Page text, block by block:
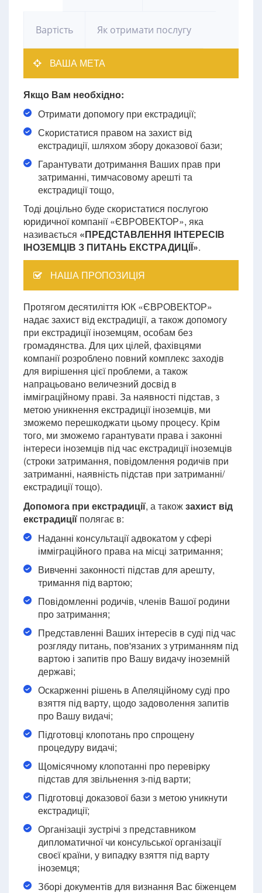
Вартість Як отримати послугу
ВАША МЕТА
Якщо Вам необхідно:
Отримати допомогу при екстрадиції;
Скористатися правом на захист від
екстрадиції, шляхом збору доказової бази;
Гарантувати дотримання Ваших прав при
затриманні, тимчасовому арешті та
екстрадиції тощо,
Тоді доцільно буде скористатися послугою
юридичної компанії «ЄВРОВЕКТОР», яка
називається «ПРЕДСТАВЛЕННЯ ІНТЕРЕСІВ
ІНОЗЕМЦІВ З ПИТАНЬ ЕКСТРАДИЦІЇ».
НАША ПРОПОЗИЦІЯ
Протягом десятиліття ЮК «ЄВРОВЕКТОР»
надає захист від екстрадиції, а також допомогу
при екстрадиції іноземцям, особам без
громадянства. Для цих цілей, фахівцями
компанії розроблено повний комплекс заходів
для вирішення цієї проблеми, а також
напрацьовано величезний досвід в
імміграційному праві. За наявності підстав, з
метою уникнення екстрадиції іноземців, ми
зможемо перешкоджати цьому процесу. Крім
того, ми зможемо гарантувати права і законні
інтереси іноземців під час екстрадиції іноземців
(строки затримання, повідомлення родичів при
затриманні, наявність підстав при затриманні/
екстрадиції тощо).
Допомога при екстрадиції, а такожзахист від
екстрадиції полягає в:
Наданні консультації адвокатом у сфері
імміграційного права на місці затримання;
Вивченні законності підстав для арешту,
тримання під вартою;
Повідомленні родичів, членів Вашої родини
про затримання;
Представленні Ваших інтересів в суді під час
розгляду питань, пов'язаних з утриманням під
вартою і запитів про Вашу видачу іноземній
державі;
Оскарженні рішень в Апеляційному суді про
взяття під варту, щодо задоволення запитів
про Вашу видачі;
Підготовці клопотань про спрощену
процедуру видачі;
Щомісячному клопотанні про перевірку
підстав для звільнення з-під варти;
Підготовці доказової бази з метою уникнути
екстрадиції;
Організаціі зустрічі з представником
дипломатичної чи консульської організації
своєї країни, у випадку взяття під варту
іноземця;
Зборі документів для визнання Вас біженцем